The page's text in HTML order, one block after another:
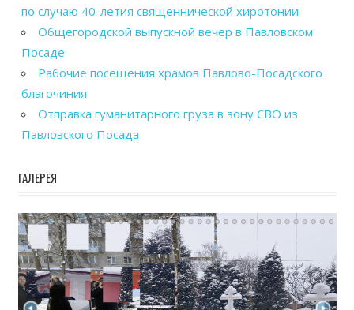
по случаю 40-летия священнической хиротонии
Общегородской выпускной вечер в Павловском
Посаде
Рабочие посещения храмов Павлово-Посадского
благочиния
Отправка гуманитарного груза в зону СВО из
Павловского Посада
ГАЛЕРЕЯ